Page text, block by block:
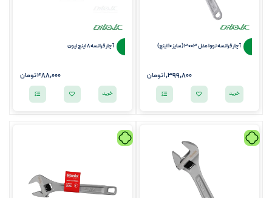
آچار فرانسه نووا مدل 3003 (سایز 10 اینچ)
1,399,800تومان
خرید
آچار فرانسه 8 اینچ لیون
488,000تومان
خرید